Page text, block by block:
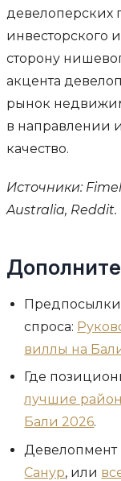
девелоперских
инвесторского
сторону
акцента
рынок
в направлении
качество.
Источники:
Australia, Reddit.
Предпосылки
спроса:
виллы на
Где
лучшие
Бали 2026.
Девелопмент
Санур, или